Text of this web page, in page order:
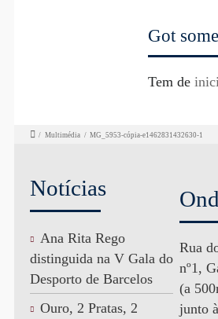
Got
Tem de
/ Multimédia / MG_5953-cópia-e1462831432630-1
Notícias
Ana Rita Rego
distinguida na V Gala do
Desporto de Barcelos
Ouro, 2 Pratas, 2
Rua
nº1,
(a
junto